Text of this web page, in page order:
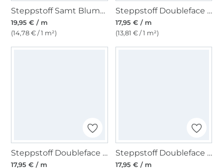
Steppstoff Samt Blumen, beere
19,95 € / m
(14,78 € / 1 m²)
Steppstoff Doubleface Enjoy Oriental Garden, greige
17,95 € / m
(13,81 € / 1 m²)
Steppstoff Doubleface Enjoy Autumn Twig, greige
17,95 € / m
Steppstoff Doubleface Enjoy Copper Coast Vintage Flowers, cognac
17,95 € / m